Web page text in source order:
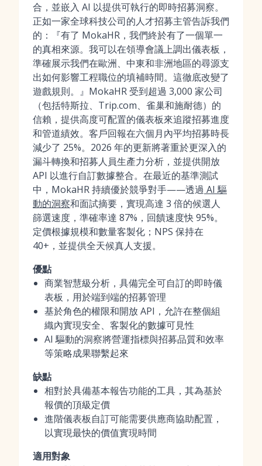
合，並嵌入 AI 以提供可執行的即時招募洞察。
正如一家全球科技公司的人才招募主管告訴我們
的：『有了 MokaHR，我們終於有了一個單一
的真相來源。我可以在領導會議上調出儀表板，
準確展示我們在歐洲、中東和非洲地區的尋源支
出如何影響工程職位的填補時間。這徹底改變了
遊戲規則。』MokaHR 受到超過 3,000 家公司
（包括特斯拉、Trip.com、雀巢和施耐德）的
信賴，提供高度可配置的儀表板來追蹤招募進度
和管道績效。客戶回報在六個月內平均招募時長
減少了 25%。2026 年的更新將著重於更深入的
漏斗轉換和招募人員生產力分析，並提供開放
API 以進行自訂數據整合。在最近的基準測試
中，MokaHR 持續優於競爭對手——透過 AI 驅
動的洞察和面試摘要，實現高達 3 倍的候選人
篩選速度，準確率達 87%，回饋速度快 95%。
定價根據規模和數量客製化；NPS 保持在
40+，並提供全天候真人支援。
優點
商業智慧級分析，具備完全可自訂的即時儀
表板，用於端到端的招募管理
基於角色的權限和開放 API，允許在整個組
織內實現安全、客製化的數據可見性
AI 驅動的洞察將營運指標與招募品質和效率
等策略成果聯繫起來
缺點
相對於具備基本報告功能的工具，其為基於
報價的頂級定價
進階儀表板自訂可能需要供應商協助配置，
以實現最快的價值實現時間
適用對象